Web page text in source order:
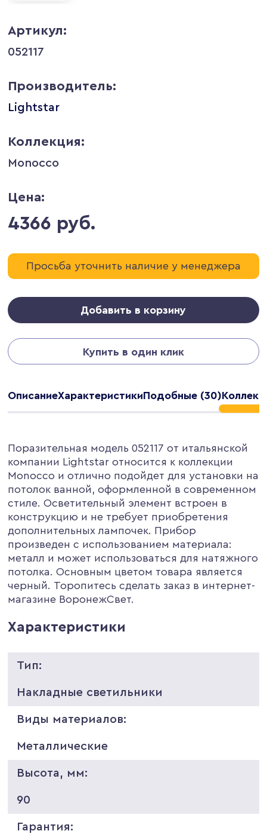
Артикул:
052117
Производитель:
Lightstar
Коллекция:
Monocco
Цена:
4366 руб.
Просьба уточнить наличие у менеджера
Добавить в корзину
Купить в один клик
ОписаниеХарактеристикиПодобные (30)
Поразительная модель 052117 от итальянской
компании Lightstar относится к коллекции
Monocco и отлично подойдет для установки на
потолок ванной, оформленной в современном
стиле. Осветительный элемент встроен в
конструкцию и не требует приобретения
дополнительных лампочек. Прибор
произведен с использованием материала:
металл и может использоваться для натяжного
потолка. Основным цветом товара является
черный. Торопитесь сделать заказ в интернет-
магазине ВоронежСвет.
Характеристики
Тип:
Накладные светильники
Виды материалов:
Металлические
Высота, мм:
90
Гарантия: